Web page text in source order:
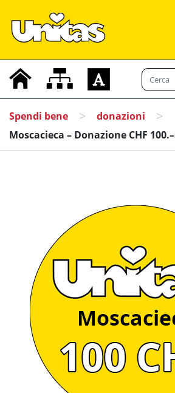
Spendi bene > donazioni >
Moscacieca – Donazione CHF 100.–